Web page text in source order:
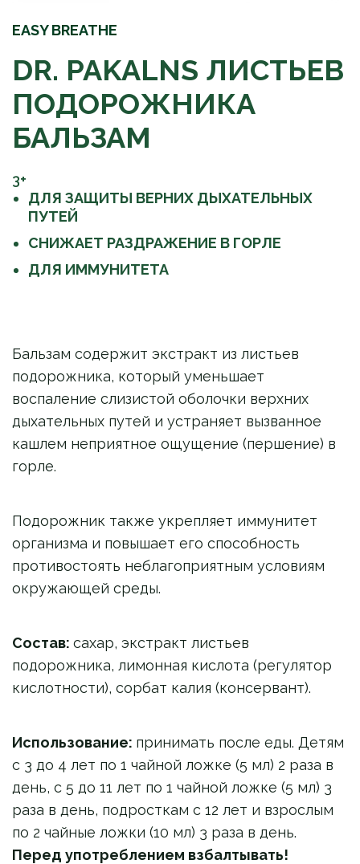
EASY BREATHE
DR. PAKALNS ЛИСТЬЕВ
ПОДОРОЖНИКА
БАЛЬЗАМ
3+
ДЛЯ ЗАЩИТЫ ВЕРНИХ ДЫХАТЕЛЬНЫХ
ПУТЕЙ
СНИЖАЕТ РАЗДРАЖЕНИЕ В ГОРЛЕ
ДЛЯ ИММУНИТЕТА
Бальзам содержит экстракт из листьев
подорожника, который уменьшает
воспаление слизистой оболочки верхних
дыхательных путей и устраняет вызванное
кашлем неприятное ощущение (першение) в
горле.
Подорожник также укрепляет иммунитет
организма и повышает его способность
противостоять неблагоприятным условиям
окружающей среды.
Состав: сахар, экстракт листьев
подорожника, лимонная кислота (регулятор
кислотности), сорбат калия (консервант).
Использование: принимать после еды. Детям
с 3 до 4 лет по 1 чайной ложке (5 мл) 2 раза в
день, с 5 до 11 лет по 1 чайной ложке (5 мл) 3
раза в день, подросткам с 12 лет и взрослым
по 2 чайныe ложки (10 мл) 3 раза в день.
Перед употреблением взбалтывать!